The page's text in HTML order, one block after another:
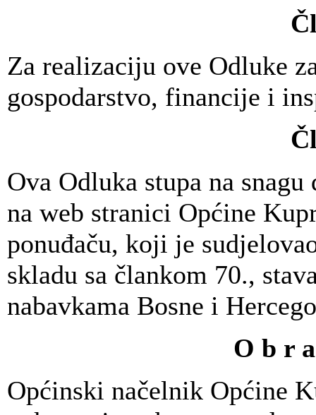
Za realizaciju ove Odluke
gospodarstvo, financije i
Ova Odluka stupa na
na web stranici Općine
ponuđaču, koji je
skladu sa člankom 70.,
nabavkama Bosne i
O b r
Općinski načelnik Općine